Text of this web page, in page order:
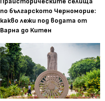
по българското Черноморие:
какво лежи под водата от
Варна до Китен